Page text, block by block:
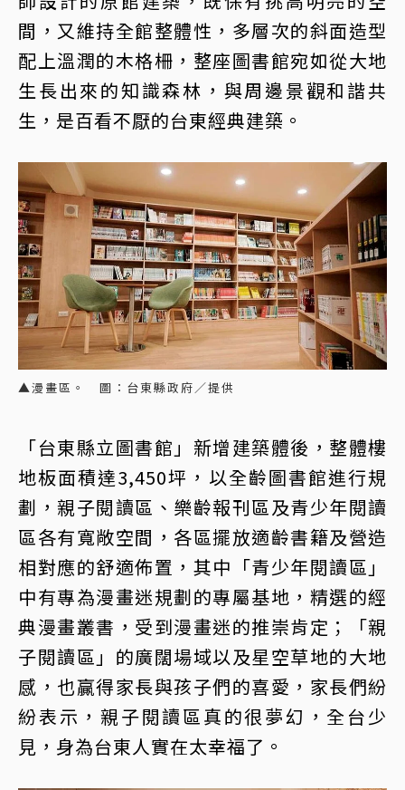
間，又維持全館整體性，多層次的斜面造型
配上溫潤的木格柵，整座圖書館宛如從大地
生長出來的知識森林，與周邊景觀和諧共
生，是百看不厭的台東經典建築。
▲漫畫區。 圖：台東縣政府／提供
「台東縣立圖書館」新增建築體後，整體樓
地板面積達3,450坪，以全齡圖書館進行規
劃，親子閱讀區、樂齡報刊區及青少年閱讀
區各有寬敞空間，各區擺放適齡書籍及營造
相對應的舒適佈置，其中「青少年閱讀區」
中有專為漫畫迷規劃的專屬基地，精選的經
典漫畫叢書，受到漫畫迷的推崇肯定；「親
子閱讀區」的廣闊場域以及星空草地的大地
感，也贏得家長與孩子們的喜愛，家長們紛
紛表示，親子閱讀區真的很夢幻，全台少
見，身為台東人實在太幸福了。